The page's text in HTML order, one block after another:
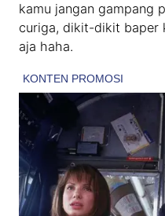
kamu jangan gampang
curiga, dikit-dikit baper
aja haha.